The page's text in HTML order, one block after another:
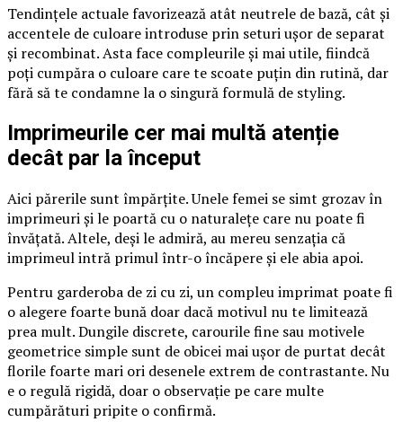
Tendințele actuale favorizează atât neutrele de bază, cât și
accentele de culoare introduse prin seturi ușor de separat
și recombinat. Asta face compleurile și mai utile, fiindcă
poți cumpăra o culoare care te scoate puțin din rutină, dar
fără să te condamne la o singură formulă de styling.
Imprimeurile cer mai multă atenție
decât par la început
Aici părerile sunt împărțite. Unele femei se simt grozav în
imprimeuri și le poartă cu o naturalețe care nu poate fi
învățată. Altele, deși le admiră, au mereu senzația că
imprimeul intră primul într-o încăpere și ele abia apoi.
Pentru garderoba de zi cu zi, un compleu imprimat poate fi
o alegere foarte bună doar dacă motivul nu te limitează
prea mult. Dungile discrete, carourile fine sau motivele
geometrice simple sunt de obicei mai ușor de purtat decât
florile foarte mari ori desenele extrem de contrastante. Nu
e o regulă rigidă, doar o observație pe care multe
cumpărături pripite o confirmă.